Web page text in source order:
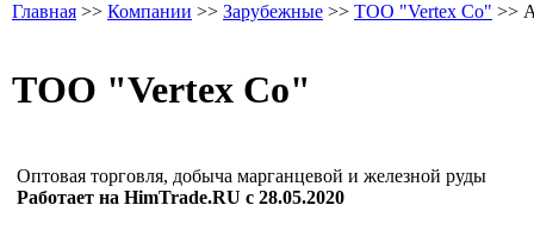
Главная >> Компании >> Зарубежные >> ТОО "Vertex Co" >>
ТОО "Vertex Co"
Оптовая торговля, добыча марганцевой и железной руды
Работает на HimTrade.RU с 28.05.2020